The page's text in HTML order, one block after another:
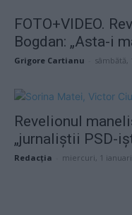
FOTO+VIDEO.
Bogdan: „Asta-i
Grigore Cartianu sâmbătă,
Revelionul
„jurnaliștii PSD-
Redacţia miercuri, 1